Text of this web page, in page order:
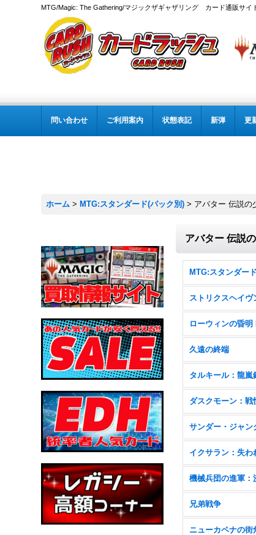
MTG/Magic: The Gathering/マジックザギャザリング カード通販サイ
問い合わせ ご利用案内 状態表記 新弾 更
ホーム > MTG:スタンダード(パック別) > アバター 伝説の
アバター 伝説
ストリクスヘイヴ
ローウィンの昏明
久遠の終端
タルキール：龍嵐
ダスクモーン：戦
イクサラン：失わ
兄弟戦争
ニューカペナの街